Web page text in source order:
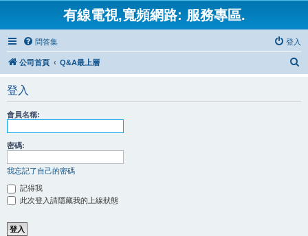
有線電視,寬頻網路: 服務專區.
問答集 登入
公司首頁 Q&A最上層
登入
會員名稱:
密碼:
我忘記了自己的密碼
記得我
此次登入請隱藏我的上線狀態